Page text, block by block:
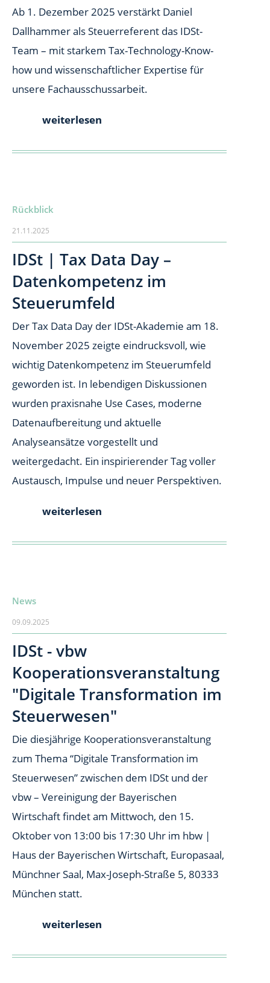
Ab 1. Dezember 2025 verstärkt Daniel
Dallhammer als Steuerreferent das IDSt-
Team – mit starkem Tax-Technology-Know-
how und wissenschaftlicher Expertise für
unsere Fachausschussarbeit.
weiterlesen
Rückblick
21.11.2025
IDSt | Tax Data Day –
Datenkompetenz im
Steuerumfeld
Der Tax Data Day der IDSt-Akademie am 18.
November 2025 zeigte eindrucksvoll, wie
wichtig Datenkompetenz im Steuerumfeld
geworden ist. In lebendigen Diskussionen
wurden praxisnahe Use Cases, moderne
Datenaufbereitung und aktuelle
Analyseansätze vorgestellt und
weitergedacht. Ein inspirierender Tag voller
Austausch, Impulse und neuer Perspektiven.
weiterlesen
News
09.09.2025
IDSt - vbw
Kooperationsveranstaltung
"Digitale Transformation im
Steuerwesen"
Die diesjährige Kooperationsveranstaltung
zum Thema “Digitale Transformation im
Steuerwesen” zwischen dem IDSt und der
vbw – Vereinigung der Bayerischen
Wirtschaft findet am Mittwoch, den 15.
Oktober von 13:00 bis 17:30 Uhr im hbw |
Haus der Bayerischen Wirtschaft, Europasaal,
Münchner Saal, Max-Joseph-Straße 5, 80333
München statt.
weiterlesen